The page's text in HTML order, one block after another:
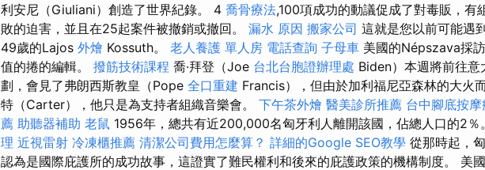
利安尼（Giuliani）創造了世界紀錄。 4 喬骨療法,100項成功的動議促成了對毒販，有
敗的迫害，並且在25起案件被撤銷或撤回。 漏水 原因 搬家公司 這就是您以前可能遇
49歲的Lajos 外燴 Kossuth。 老人養護 單人房 電話查詢 子母車 美國的Népszava採
值的捲的編輯。 撥筋技術課程 喬·拜登（Joe 台北台胞證辦理處 Biden）本週將前往
劃，會見了弗朗西斯教皇（Pope 全口重建 Francis），但由於加利福尼亞森林的大火
特（Carter），他只是為支持者組織音樂會。 下午茶外燴 醫美診所推薦 台中腳底按摩
薦 助聽器補助 老鼠 1956年，總共有近200,000名匈牙利人離開該國，佔總人口的2％
理 近視雷射 冷凍櫃推薦 清潔公司費用怎麼算？ 詳細的Google SEO教學 從那時起，
認為是國際庇護所的成功故事，這證實了難民權利和後來的庇護政策的機構制度。 美